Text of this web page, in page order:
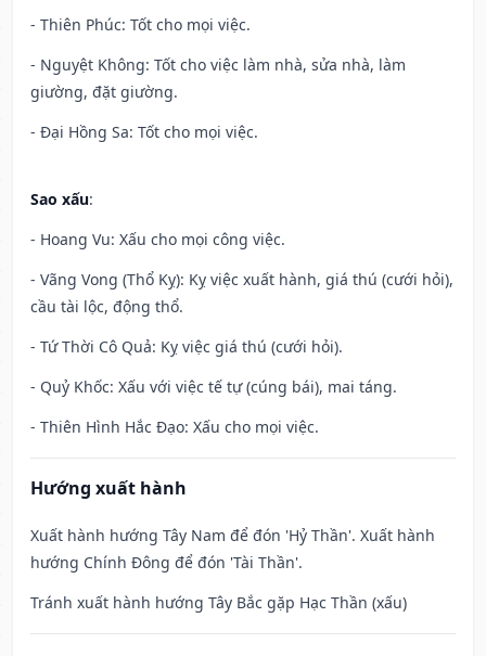
- Thiên Phúc: Tốt cho mọi việc.
- Nguyệt Không: Tốt cho việc làm nhà, sửa nhà, làm
giường, đặt giường.
- Đại Hồng Sa: Tốt cho mọi việc.
Sao xấu:
- Hoang Vu: Xấu cho mọi công việc.
- Vãng Vong (Thổ Kỵ): Kỵ việc xuất hành, giá thú (cưới hỏi),
cầu tài lộc, động thổ.
- Tứ Thời Cô Quả: Kỵ việc giá thú (cưới hỏi).
- Quỷ Khốc: Xấu với việc tế tự (cúng bái), mai táng.
- Thiên Hình Hắc Đạo: Xấu cho mọi việc.
Hướng xuất hành
Xuất hành hướng Tây Nam để đón 'Hỷ Thần'. Xuất hành
hướng Chính Đông để đón 'Tài Thần'.
Tránh xuất hành hướng Tây Bắc gặp Hạc Thần (xấu)